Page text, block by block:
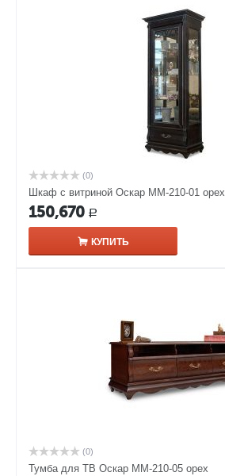
(0)
Шкаф с витриной Оскар ММ-210-01 орех
150,670 Р
КУПИТЬ
(0)
Тумба для ТВ Оскар ММ-210-05 орех